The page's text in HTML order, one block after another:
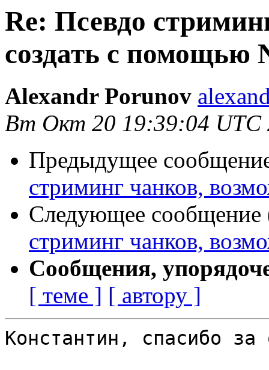
Re: Псевдо
создать с помощью
Alexandr Porunov
Вт Окт 20 19:39:04 UTC
Предыдущее
стриминг чанков,
Следующее сообщение
стриминг чанков,
Сообщения,
[ теме ] [ автору ]
Константин, спасибо за